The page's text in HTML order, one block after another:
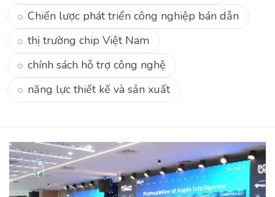
Chiến lược phát triển công nghiệp bán dẫn
thị trường chip Việt Nam
chính sách hỗ trợ công nghệ
năng lực thiết kế và sản xuất